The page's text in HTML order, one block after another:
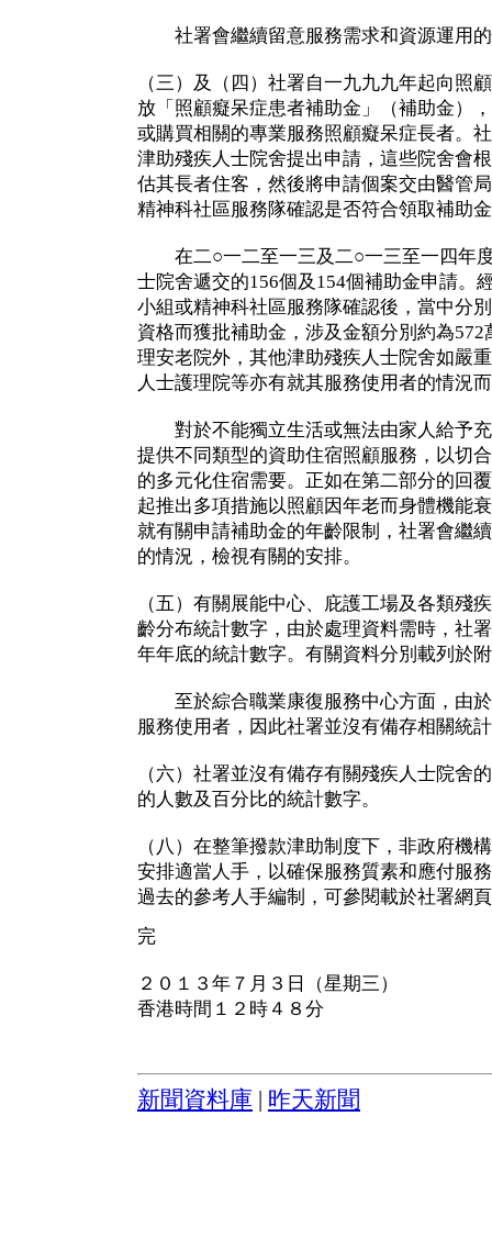
社署會繼續留意服務需求和資源運用的
（三）及（四）社署自一九九九年起向照
放「照顧癡呆症患者補助金」（補助金）
或購買相關的專業服務照顧癡呆症長者。
津助殘疾人士院舍提出申請，這些院舍會
估其長者住客，然後將申請個案交由醫管
精神科社區服務隊確認是否符合領取補助
在二○一二至一三及二○一三至一四年
士院舍遞交的156個及154個補助金申請。
小組或精神科社區服務隊確認後，當中分
資格而獲批補助金，涉及金額分別約為
理安老院外，其他津助殘疾人士院舍如嚴
人士護理院等亦有就其服務使用者的情況
對於不能獨立生活或無法由家人給予充
提供不同類型的資助住宿照顧服務，以切
的多元化住宿需要。正如在第二部分的回
起推出多項措施以照顧因年老而身體機能
就有關申請補助金的年齡限制，社署會繼
的情況，檢視有關的安排。
（五）有關展能中心、庇護工場及各類殘
齡分布統計數字，由於處理資料需時，社
年年底的統計數字。有關資料分別載列於
至於綜合職業康復服務中心方面，由於
服務使用者，因此社署並沒有備存相關統
（六）社署並沒有備存有關殘疾人士院舍
的人數及百分比的統計數字。
（八）在整筆撥款津助制度下，非政府機
安排適當人手，以確保服務質素和應付服
過去的參考人手編制，可參閱載於社署網
完
２０１３年７月３日（星期三）
香港時間１２時４８分
新聞資料庫 昨天新聞